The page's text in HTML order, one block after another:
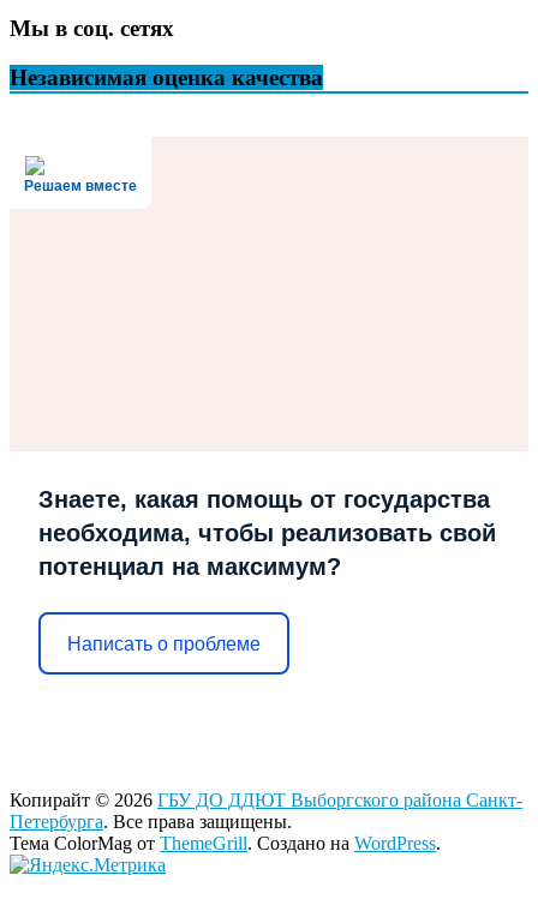
Мы в соц. сетях
Независимая оценка качества
Решаем вместе
Знаете, какая помощь от государства
необходима, чтобы реализовать свой
потенциал на максимум?
Написать о проблеме
Копирайт © 2026 ГБУ ДО ДДЮТ Выборгского района Санкт-
Петербурга. Все права защищены.
Тема ColorMag от ThemeGrill. Создано на WordPress.